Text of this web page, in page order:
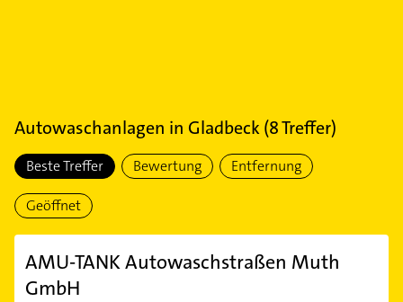
Autowaschanlagen in Gladbeck(8Treffer)
Beste Treffer Bewertung Entfernung
Geöffnet
AMU-TANK Autowaschstraßen Muth
GmbH